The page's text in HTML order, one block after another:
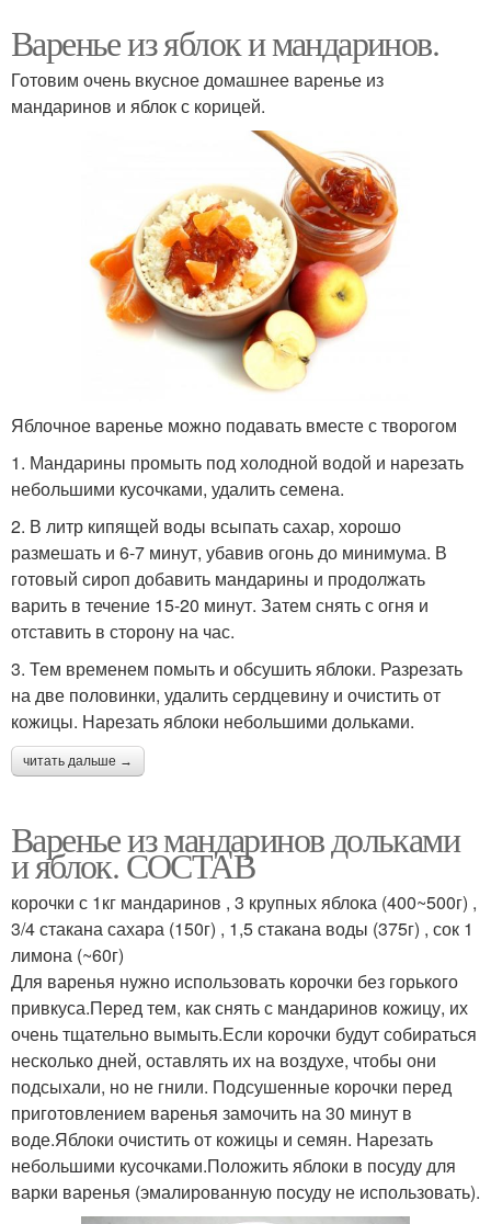
Варенье из яблок и мандаринов.
Готовим очень вкусное домашнее варенье из
мандаринов и яблок с корицей.
Яблочное варенье можно подавать вместе с творогом
1. Мандарины промыть под холодной водой и нарезать
небольшими кусочками, удалить семена.
2. В литр кипящей воды всыпать сахар, хорошо
размешать и 6-7 минут, убавив огонь до минимума. В
готовый сироп добавить мандарины и продолжать
варить в течение 15-20 минут. Затем снять с огня и
отставить в сторону на час.
3. Тем временем помыть и обсушить яблоки. Разрезать
на две половинки, удалить сердцевину и очистить от
кожицы. Нарезать яблоки небольшими дольками.
читать дальше →
Варенье из мандаринов дольками
и яблок. СОСТАВ
корочки с 1кг мандаринов , 3 крупных яблока (400~500г) ,
3/4 стакана сахара (150г) , 1,5 стакана воды (375г) , сок 1
лимона (~60г)
Для варенья нужно использовать корочки без горького
привкуса.Перед тем, как снять с мандаринов кожицу, их
очень тщательно вымыть.Если корочки будут собираться
несколько дней, оставлять их на воздухе, чтобы они
подсыхали, но не гнили. Подсушенные корочки перед
приготовлением варенья замочить на 30 минут в
воде.Яблоки очистить от кожицы и семян. Нарезать
небольшими кусочками.Положить яблоки в посуду для
варки варенья (эмалированную посуду не использовать).